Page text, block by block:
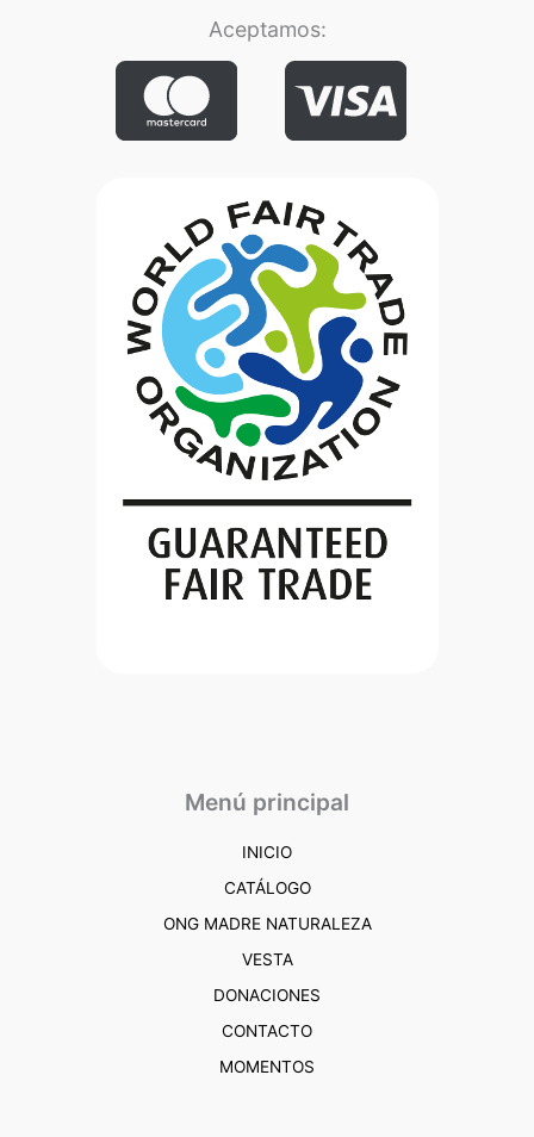
Aceptamos:
Menú principal
INICIO
CATÁLOGO
ONG MADRE NATURALEZA
VESTA
DONACIONES
CONTACTO
MOMENTOS